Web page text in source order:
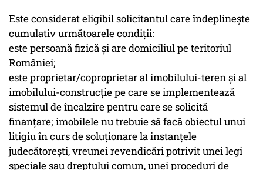
Este considerat eligibil solicitantul care îndeplineşte
cumulativ următoarele condiţii:
este persoană fizică şi are domiciliul pe teritoriul
României;
este proprietar/coproprietar al imobilului-teren și al
imobilului-construcţie pe care se implementează
sistemul de încalzire pentru care se solicită
finanţare; imobilele nu trebuie să facă obiectul unui
litigiu în curs de soluţionare la instanţele
judecătoreşti, vreunei revendicări potrivit unei legi
speciale sau dreptului comun, unei proceduri de